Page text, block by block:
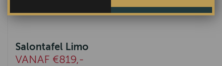
Salontafel Limo
VANAF €819,-